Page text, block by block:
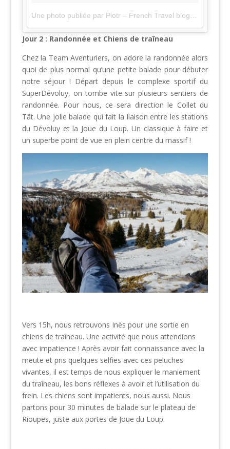
Une photo publiée par Piotr – French Travel blogger🌍 (@bienvoyager)
Jour 2 : Randonnée et Chiens de traîneau
Chez la Team Aventuriers, on adore la randonnée alors
quoi de plus normal qu’une petite balade pour débuter
notre séjour ! Départ depuis le complexe sportif du
SuperDévoluy, on tombe vite sur plusieurs sentiers de
randonnée. Pour nous, ce sera direction le Collet du
Tât. Une jolie balade qui fait la liaison entre les stations
du Dévoluy et la Joue du Loup. Un classique à faire et
un superbe point de vue en plein centre du massif !
Vers 15h, nous retrouvons Inès pour une sortie en
chiens de traîneau. Une activité que nous attendions
avec impatience ! Après avoir fait connaissance avec la
meute et pris quelques selfies avec ces peluches
vivantes, il est temps de nous expliquer le maniement
du traîneau, les bons réflexes à avoir et l’utilisation du
frein. Les chiens sont impatients, nous aussi. Nous
partons pour 30 minutes de balade sur le plateau de
Rioupes, juste aux portes de Joue du Loup.